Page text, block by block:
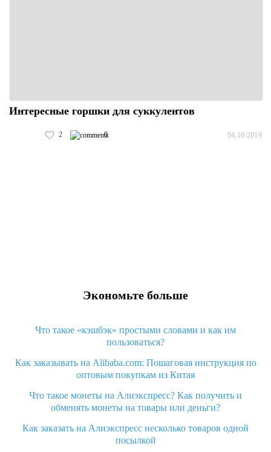
Интересные горшки для суккулентов
2 0 04.10.2019
Экономьте больше
Что такое «кэшбэк» простыми словами и как им
пользоваться?
Как заказывать на Alibaba.com: Пошаговая инструкция по
оптовым покупкам из Китая
Что такое монеты на Алиэкспресс? Как получить и
обменять монеты на товары или деньги?
Как заказать на Алиэкспресс несколько товаров одной
посылкой